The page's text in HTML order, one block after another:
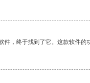
，终于找到了它。这款软件